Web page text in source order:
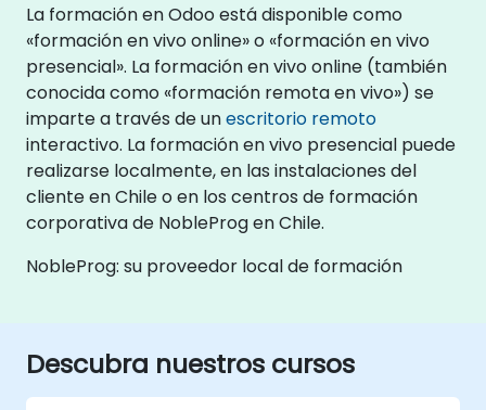
La formación en Odoo está disponible como
«formación en vivo online» o «formación en vivo
presencial». La formación en vivo online (también
conocida como «formación remota en vivo») se
imparte a través de unescritorio remoto
interactivo. La formación en vivo presencial puede
realizarse localmente, en las instalaciones del
cliente en Chile o en los centros de formación
corporativa de NobleProg en Chile.
NobleProg: su proveedor local de formación
Descubra nuestros cursos